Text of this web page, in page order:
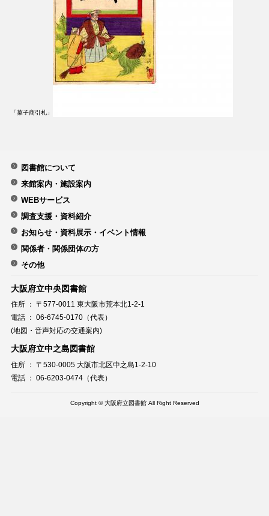
「菓子商引札」
図書館について
来館案内・施設案内
WEBサービス
調査支援・資料紹介
お知らせ・資料展示・イベント情報
関係者・関係団体の方
その他
大阪府立中央図書館
住所 ： 〒577-0011 東大阪市荒本北1-2-1
電話 ： 06-6745-0170（代表）
(地図・音声対応の交通案内)
大阪府立中之島図書館
住所 ： 〒530-0005 大阪市北区中之島1-2-10
電話 ： 06-6203-0474（代表）
Copyright © 大阪府立図書館 All Right Reserved